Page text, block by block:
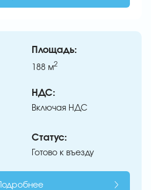
Площадь:
188 м2
НДС:
Включая НДС
Статус:
Готово к въезду
Подробнее